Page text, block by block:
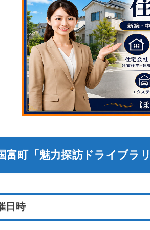
富町「魅力探訪ドライブラ
日時